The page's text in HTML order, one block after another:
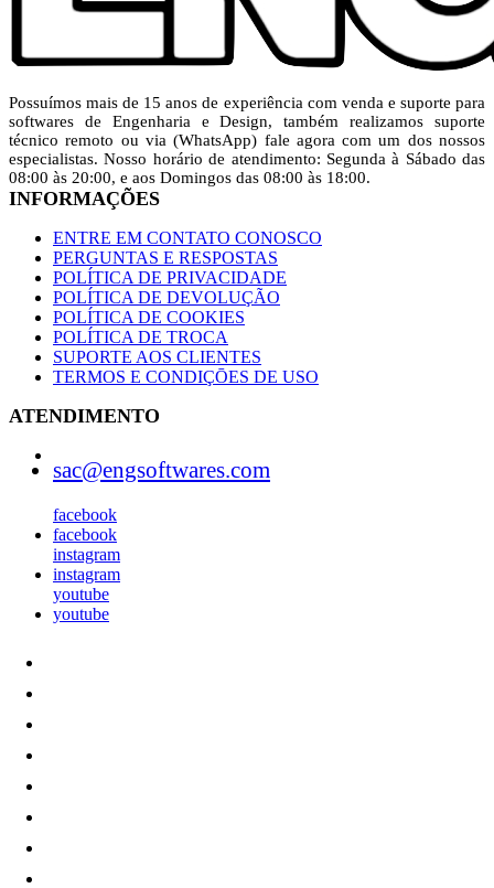
Possuímos mais de 15 anos de experiência com venda e suporte para
softwares de Engenharia e Design, também realizamos suporte
técnico remoto ou via (WhatsApp) fale agora com um dos ‎nossos
especialistas. Nosso horário de atendimento: Segunda à Sábado das
08:00 às 20:00,‎ e aos Domingos das 08:00 às 18:00.
INFORMAÇÕES
ENTRE EM CONTATO CONOSCO
PERGUNTAS E RESPOSTAS
POLÍTICA‎‎ DE PRIVACIDADE
POLÍTICA DE‎ DEVOLUÇÃO
POLÍTICA DE COOKIES
POLÍTICA ‎DE ‎‎TROCA
SUPORTE AOS CLIENTES
TERMOS E CONDIÇŌES DE USO
ATENDIMENTO
sac@engsoftwares.com
facebook
facebook
instagram
instagram
youtube
youtube